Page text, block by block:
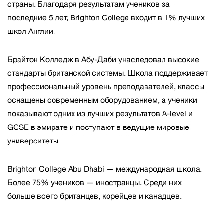
страны. Благодаря результатам учеников за
последние 5 лет, Brighton College входит в 1% лучших
школ Англии.
Брайтон Колледж в Абу-Даби унаследовал высокие
стандарты британской системы. Школа поддерживает
профессиональный уровень преподавателей, классы
оснащены современным оборудованием, а ученики
показывают одних из лучших результатов A-level и
GCSE в эмирате и поступают в ведущие мировые
университеты.
Brighton College Abu Dhabi — международная школа.
Более 75% учеников — иностранцы. Среди них
больше всего британцев, корейцев и канадцев.